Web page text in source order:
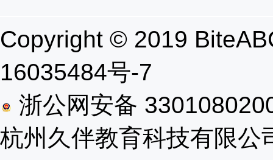
Copyright © 2019
16035484号-7
浙公网安备
杭州久伴教育科技有限公